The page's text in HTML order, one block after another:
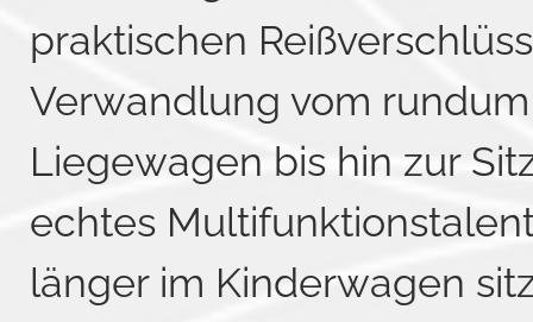
praktischen
Verwandlung vom
Liegewagen bis hin zur
echtes
länger im Kinderwagen